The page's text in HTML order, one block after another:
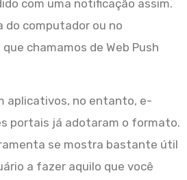
com uma notificação assim.
do computador ou no
chamamos de Web Push
aplicativos, no entanto, e-
portais já adotaram o formato.
se mostra bastante útil
a fazer aquilo que você